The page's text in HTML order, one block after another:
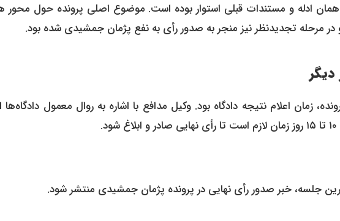
ادله و مستندات قبلی استوار بوده است. موضوع اصلی پرونده حول محور
مرحله تجدیدنظر نیز منجر به صدور رأی به نفع پژمان جمشیدی شده بود.
زمان اعلام نتیجه دادگاه بود. وکیل مدافع با اشاره به روال معمول دادگاه‌ها